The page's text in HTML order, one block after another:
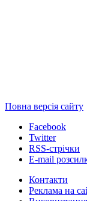
Повна версія сайту
Facebook
Twitter
RSS-стрічки
E-mail
Контакти
Реклама на